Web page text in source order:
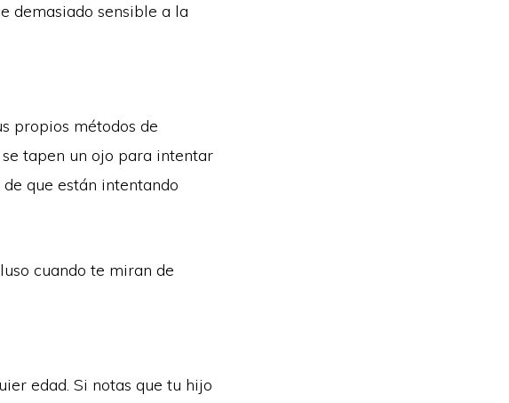
demasiado sensible a la
propios métodos de
tapen un ojo para intentar
que están intentando
cuando te miran de
edad. Si notas que tu hijo